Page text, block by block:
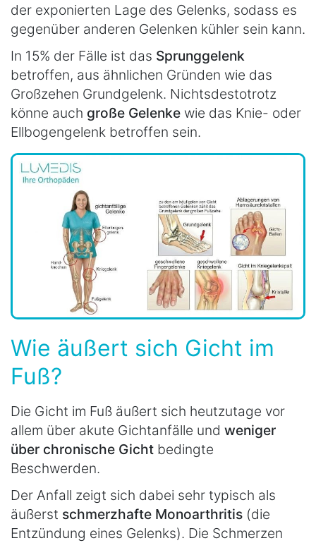
der exponierten Lage des Gelenks, sodass es
gegenüber anderen Gelenken kühler sein kann.
In 15% der Fälle ist das Sprunggelenk
betroffen, aus ähnlichen Gründen wie das
Großzehen Grundgelenk. Nichtsdestotrotz
könne auch große Gelenke wie das Knie- oder
Ellbogengelenk betroffen sein.
Wie äußert sich Gicht im
Fuß?
Die Gicht im Fuß äußert sich heutzutage vor
allem über akute Gichtanfälle und weniger
über chronische Gicht bedingte
Beschwerden.
Der Anfall zeigt sich dabei sehr typisch als
äußerst schmerzhafte Monoarthritis (die
Entzündung eines Gelenks). Die Schmerzen